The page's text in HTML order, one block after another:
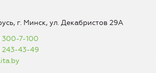
г. Минск, ул. Декабристов 29А
300-7-100
243-43-49